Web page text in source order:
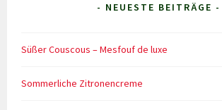
- NEUESTE BEITRÄGE -
Süßer Couscous – Mesfouf de luxe
Sommerliche Zitronencreme